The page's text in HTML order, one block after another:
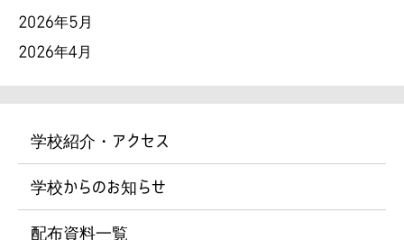
2026年5月
2026年4月
学校紹介・アクセス
学校からのお知らせ
配布資料一覧